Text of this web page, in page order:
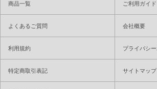
商品一覧 ご利用ガイド
よくあるご質問 会社概要
利用規約 プライバシ
特定商取引表記 サイトマップ